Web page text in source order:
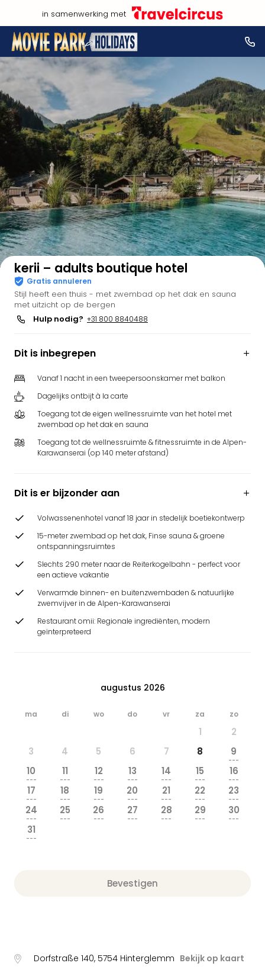
in samenwerking met
Bekijk op kaart
kerii – adults boutique hotel
Gratis annuleren
Stijl heeft een thuis - met zwembad op het dak en sauna
met uitzicht op de bergen
Hulp nodig? +31 800 8840488
Dit is inbegrepen
Vanaf 1 nacht in een tweepersoonskamer met balkon
Dagelijks ontbijt à la carte
Toegang tot de eigen wellnessruimte van het hotel met
zwembad op het dak en sauna
Toegang tot de wellnessruimte & fitnessruimte in de Alpen-
Karawanserai (op 140 meter afstand)
Dit is er bijzonder aan
Volwassenenhotel vanaf 18 jaar in stedelijk boetiekontwerp
15-meter zwembad op het dak, Finse sauna & groene
ontspanningsruimtes
Slechts 290 meter naar de Reiterkogelbahn - perfect voor
een actieve vakantie
Verwarmde binnen- en buitenzwembaden & natuurlijke
zwemvijver in de Alpen-Karawanserai
Restaurant omii: Regionale ingrediënten, modern
geïnterpreteerd
augustus 2026
ma di wo do vr za zo
1
2
3
4 5 6 7 8 9
---
10
---
11
---
12
---
13
---
14
---
15
---
16
---
17
---
18
---
19
---
20
---
21
---
22
---
23
---
24
---
25
---
26
---
27
---
28
---
29
---
30
---
31
---
Bevestigen
Dorfstraße 140, 5754 Hinterglemm Bekijk op kaart